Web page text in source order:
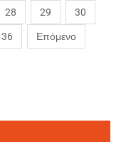
28 29 30
36 Επόμενο